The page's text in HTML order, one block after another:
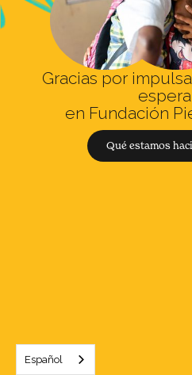
Gracias por
en Fundación
Qué estamos
Español